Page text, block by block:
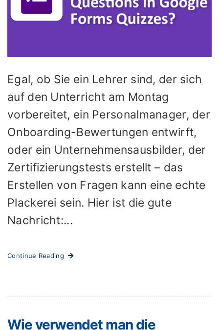
Egal, ob Sie ein Lehrer sind, der sich
auf den Unterricht am Montag
vorbereitet, ein Personalmanager, der
Onboarding-Bewertungen entwirft,
oder ein Unternehmensausbilder, der
Zertifizierungstests erstellt – das
Erstellen von Fragen kann eine echte
Plackerei sein. Hier ist die gute
Nachricht:...
Continue Reading
Wie verwendet man die